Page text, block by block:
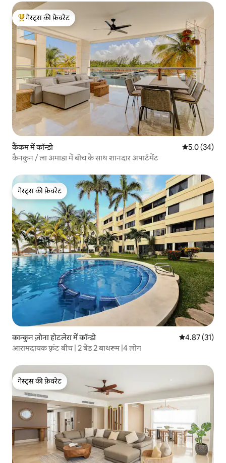
गेस्ट्स का टॉप फ़ेवरेट
गेस्ट्स की फ़ेवरेट
कैंकम में कॉन्डो औसत रेटिंग 5
5.0 (34)
कैनकुन / ला अमाडा में बीच के साथ शानदार अपार्टमेंट
गेस्ट्स की फ़ेवरेट
गेस्ट्स की फ़ेवरेट
कान्कुन ज़ोना होटलेरा में कॉन्डो औसत रेटिंग 5 में
4.87 (31)
आरामदायक फ़्रंट बीच | 2 बेड 2 बाथरूम |4 लोग
गेस्ट्स की फ़ेवरेट
गेस्ट्स की फ़ेवरेट